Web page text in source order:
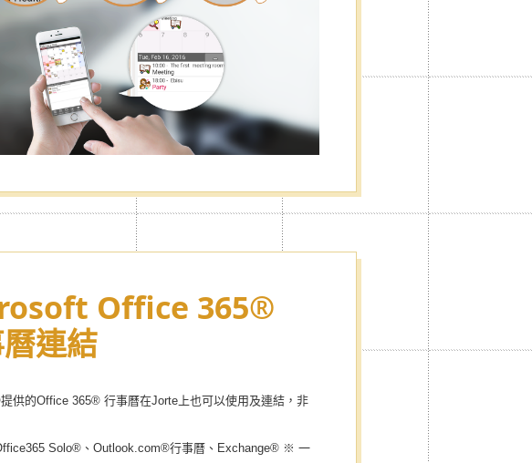
Office 365®
連結
供的Office 365® 行事曆在Jorte上也可以使用及連結，非
Solo®、Outlook.com®行事曆、Exchange® ※ 一